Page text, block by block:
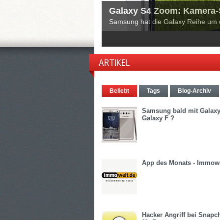
Galaxy S4 Zoom:
Samsung hat die Galaxy Reihe
1 2 4
ARTIKEL
Beliebt Tags Blog-Archiv
Samsung bald mit
Galaxy F ?
App des Monats -
Hacker Angriff bei